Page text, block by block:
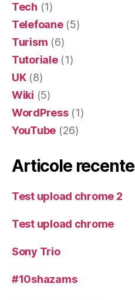
Tech (1)
Telefoane(5)
Turism (6)
Tutoriale(1)
UK(8)
Wiki (5)
WordPress(1)
YouTube (26)
Articole recente
Test upload chrome 2
Test upload chrome
Sony Trio
#10shazams